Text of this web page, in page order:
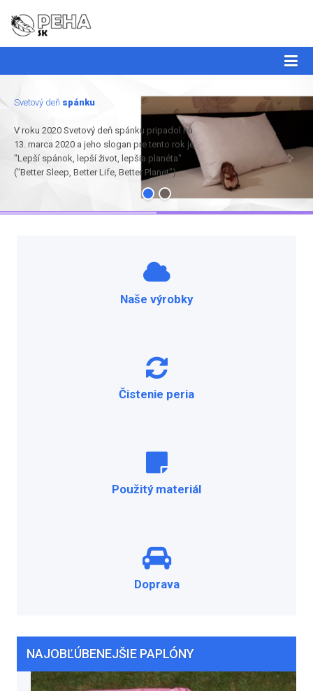
Svetový deň spánku
V roku 2020 Svetový deň spánku pripadol na
13. marca 2020 a jeho slogan pre tento rok je:
"Lepší spánok, lepší život, lepšia planéta"
("Better Sleep, Better Life, Better Planet")
Naše výrobky
Čistenie peria
Použitý materiál
Doprava
NAJOBĽÚBENEJŠIE PAPLÓNY